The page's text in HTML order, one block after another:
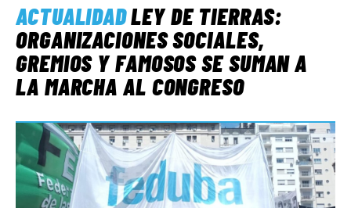
ACTUALIDADLEY DE TIERRAS:
ORGANIZACIONES SOCIALES,
GREMIOS Y FAMOSOS SE SUMAN A
LA MARCHA AL CONGRESO